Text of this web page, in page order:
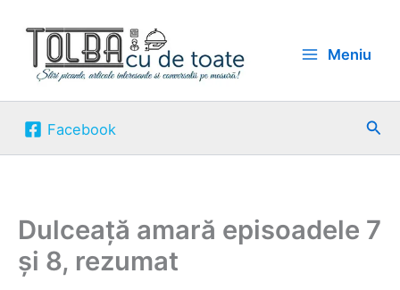
content
Meniu
Facebook
Dulceață amară episoadele 7
și 8, rezumat